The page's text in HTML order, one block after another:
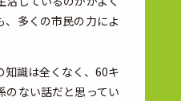
、多くの市民の力によ
知識は全くなく、60キ
のない話だと思ってい